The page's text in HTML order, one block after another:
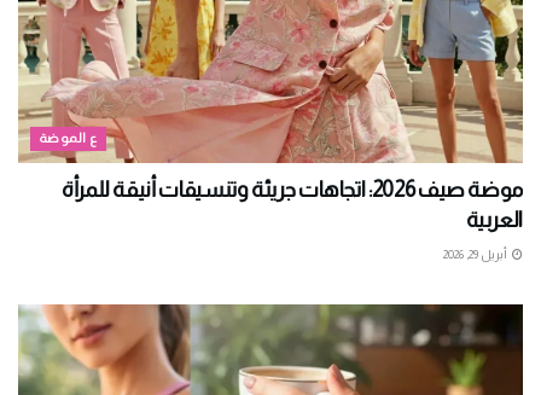
ع الموضة
موضة صيف 2026: اتجاهات جريئة وتنسيقات أنيقة للمرأة
العربية
أبريل 29, 2026